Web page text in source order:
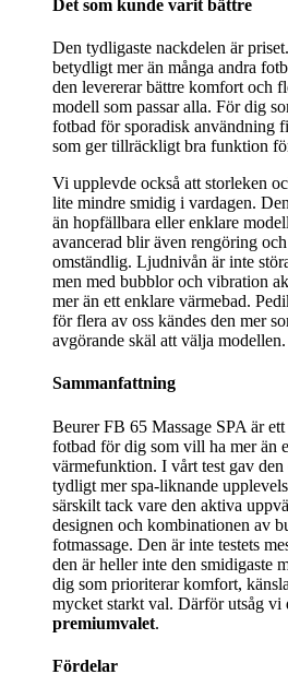
Det som kunde varit bättre
Den tydligaste nackdelen är
betydligt mer än många andra
den levererar bättre komfort och
modell som passar alla. För dig
fotbad för sporadisk användning
som ger tillräckligt bra funktion
Vi upplevde också att storleken
lite mindre smidig i vardagen.
än hopfällbara eller enklare
avancerad blir även rengöring
omständlig. Ljudnivån är inte
men med bubblor och vibration
mer än ett enklare värmebad.
för flera av oss kändes den mer
avgörande skäl att välja modellen.
Sammanfattning
Beurer FB 65 Massage SPA är
fotbad för dig som vill ha mer än
värmefunktion. I vårt test gav
tydligt mer spa-liknande
särskilt tack vare den aktiva
designen och kombinationen av
fotmassage. Den är inte testets
den är heller inte den smidigaste
dig som prioriterar komfort,
mycket starkt val. Därför utsåg vi
premiumvalet.
Fördelar